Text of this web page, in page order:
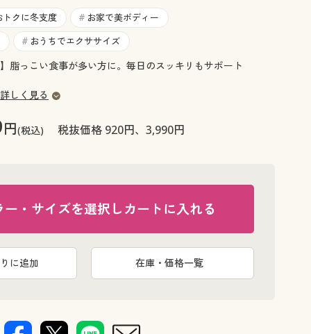
大きいサイズ メンズ
大きいサイズ 事務・制服
トクに冬支度 # お家で美ボディー
# おうちでエクササイズ
脂っこい食事が多い方に。毎日のスッキリもサポート
しく見る
円(税込) 税抜価格 920円、3,990円
ー・サイズを選択しカートに入れる
に追加 在庫・価格一覧